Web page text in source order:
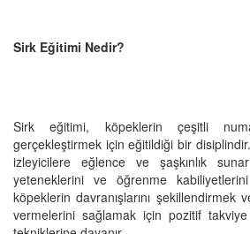
Sirk Eğitimi Nedir?
Sirk eğitimi, köpeklerin çeşitli
gerçekleştirmek için eğitildiği bir
izleyicilere eğlence ve şaşkınlık
yeteneklerini ve öğrenme
köpeklerin davranışlarını şekillendirmek
vermelerini sağlamak için pozitif